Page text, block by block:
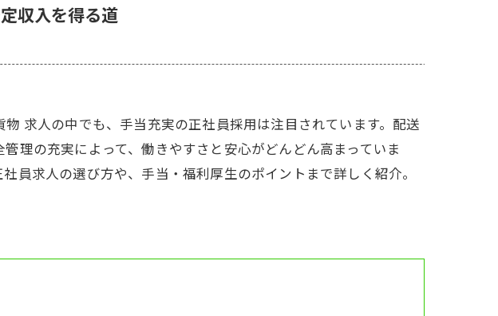
収入を得る道
求人の中でも、手当充実の正社員採用は注目されています。配送
理の充実によって、働きやすさと安心がどんどん高まっていま
員求人の選び方や、手当・福利厚生のポイントまで詳しく紹介。